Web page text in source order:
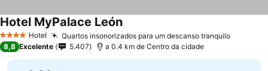
4 EstrelasHotel Quartos insonorizados para um descanso tranquiloVer
Hotel MyPalace LeónVer preços
8,8 Excelente 5.407 a 0.4 km de Centro da cidade